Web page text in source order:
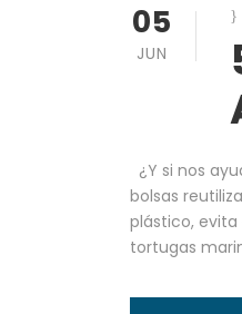
05
JUN
¿Y si nos
bolsas
plástico, evita
tortugas